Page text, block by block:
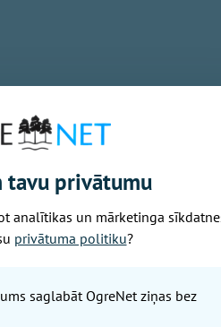
raksts
9. augusts, 2026 19:56
laikā
tavu privātumu
analītikas un mārketinga
privātuma politiku?
saglabāt OgreNet ziņas bez